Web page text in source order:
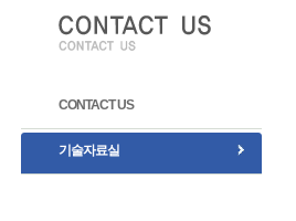
CONTACT US
기술자료실